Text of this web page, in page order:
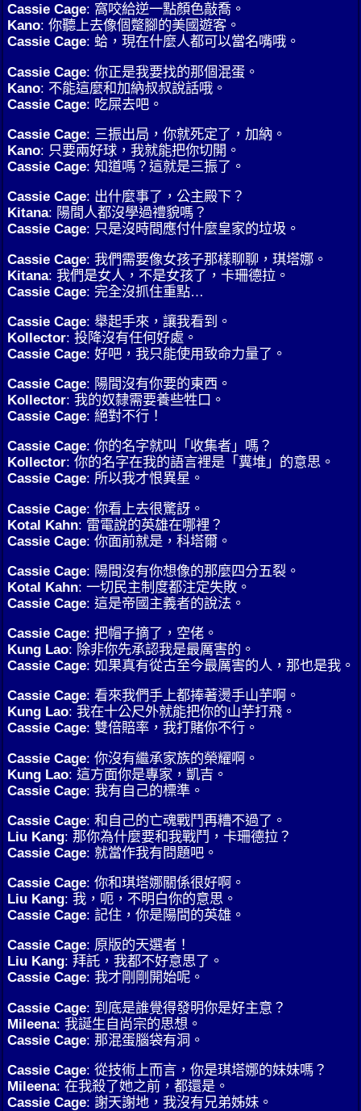
Cassie Cage: 窩咬給逆一點顏色敲喬。
Kano: 你聽上去像個蹩腳的美國遊客。
Cassie Cage: 蛤，現在什麼人都可以當名嘴哦。
Cassie Cage: 你正是我要找的那個混蛋。
Kano: 不能這麼和加納叔叔說話哦。
Cassie Cage: 吃屎去吧。
Cassie Cage: 三振出局，你就死定了，加納。
Kano: 只要兩好球，我就能把你切開。
Cassie Cage: 知道嗎？這就是三振了。
Cassie Cage: 出什麼事了，公主殿下？
Kitana: 陽間人都沒學過禮貌嗎？
Cassie Cage: 只是沒時間應付什麼皇家的垃圾。
Cassie Cage: 我們需要像女孩子那樣聊聊，琪塔娜。
Kitana: 我們是女人，不是女孩了，卡珊德拉。
Cassie Cage: 完全沒抓住重點…
Cassie Cage: 舉起手來，讓我看到。
Kollector: 投降沒有任何好處。
Cassie Cage: 好吧，我只能使用致命力量了。
Cassie Cage: 陽間沒有你要的東西。
Kollector: 我的奴隸需要養些牲口。
Cassie Cage: 絕對不行！
Cassie Cage: 你的名字就叫「收集者」嗎？
Kollector: 你的名字在我的語言裡是「糞堆」的意思。
Cassie Cage: 所以我才恨異星。
Cassie Cage: 你看上去很驚訝。
Kotal Kahn: 雷電說的英雄在哪裡？
Cassie Cage: 你面前就是，科塔爾。
Cassie Cage: 陽間沒有你想像的那麼四分五裂。
Kotal Kahn: 一切民主制度都注定失敗。
Cassie Cage: 這是帝國主義者的說法。
Cassie Cage: 把帽子摘了，空佬。
Kung Lao: 除非你先承認我是最厲害的。
Cassie Cage: 如果真有從古至今最厲害的人，那也是我。
Cassie Cage: 看來我們手上都捧著燙手山芋啊。
Kung Lao: 我在十公尺外就能把你的山芋打飛。
Cassie Cage: 雙倍賠率，我打賭你不行。
Cassie Cage: 你沒有繼承家族的榮耀啊。
Kung Lao: 這方面你是專家，凱吉。
Cassie Cage: 我有自己的標準。
Cassie Cage: 和自己的亡魂戰鬥再糟不過了。
Liu Kang: 那你為什麼要和我戰鬥，卡珊德拉？
Cassie Cage: 就當作我有問題吧。
Cassie Cage: 你和琪塔娜關係很好啊。
Liu Kang: 我，呃，不明白你的意思。
Cassie Cage: 記住，你是陽間的英雄。
Cassie Cage: 原版的天選者！
Liu Kang: 拜託，我都不好意思了。
Cassie Cage: 我才剛剛開始呢。
Cassie Cage: 到底是誰覺得發明你是好主意？
Mileena: 我誕生自尚宗的思想。
Cassie Cage: 那混蛋腦袋有洞。
Cassie Cage: 從技術上而言，你是琪塔娜的妹妹嗎？
Mileena: 在我殺了她之前，都還是。
Cassie Cage: 謝天謝地，我沒有兄弟姊妹。